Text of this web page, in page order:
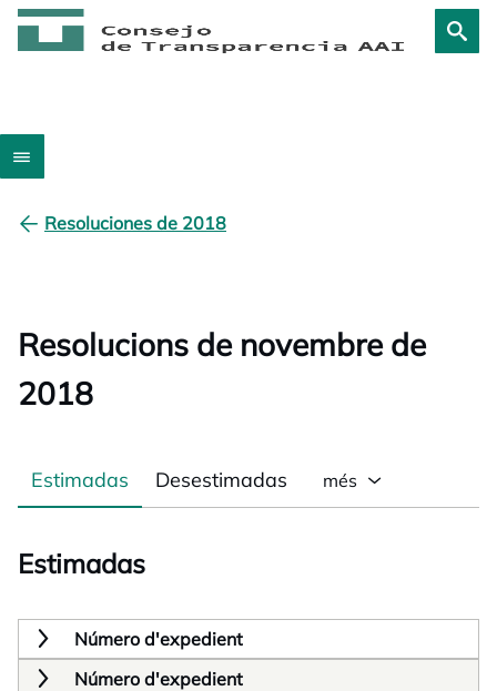
Resoluciones de 2018
Resolucions de novembre de
2018
Estimadas Desestimadas més
Estimadas
Número d'expedient
Número d'expedient